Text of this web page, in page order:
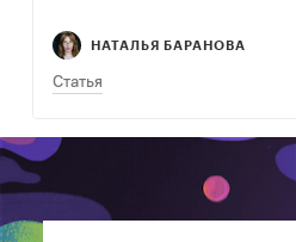
дискуссий.
НАТАЛЬЯ БАРАНОВА
Статья